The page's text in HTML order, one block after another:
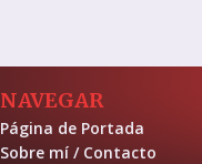
NAVEGAR
Página de Portada
Sobre mí / Contacto